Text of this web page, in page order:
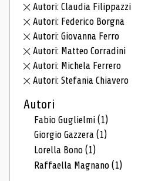
Autori: Claudia Filippazzi
Autori: Federico Borgna
Autori: Giovanna Ferro
Autori: Matteo Corradini
Autori: Michela Ferrero
Autori: Stefania Chiavero
Autori
Fabio Guglielmi(1)
Giorgio Gazzera(1)
Lorella Bono(1)
Raffaella Magnano(1)